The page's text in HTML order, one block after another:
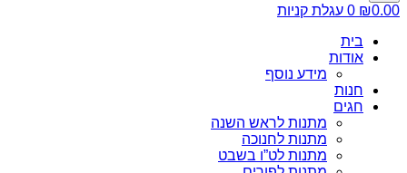
₪0.00
0 עגלת קניות
בית
אודות
מידע נוסף
חנות
חגים
מתנות לראש השנה
מתנות לחנוכה
מתנות לט”ו בשבט